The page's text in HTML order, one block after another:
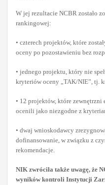
W jej rezultacie NCBR zostało
rankingowej:
• czterech projektów, które
oceny po pozostawieniu bez
• jednego projektu, który nie
kryteriów oceny „TAK/NIE”, tj.
• 12 projektów, które
ocenili jako niezgodne z
• dwaj wnioskodawcy
dofinansowanie, w związku z
rekomendacje.
NIK zwróciła także uwagę, że
wyników kontroli Instytucji